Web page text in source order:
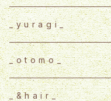
_ y u r a g i _
_ o t o m o _
_ s h i o r i _
_ & h a i r _